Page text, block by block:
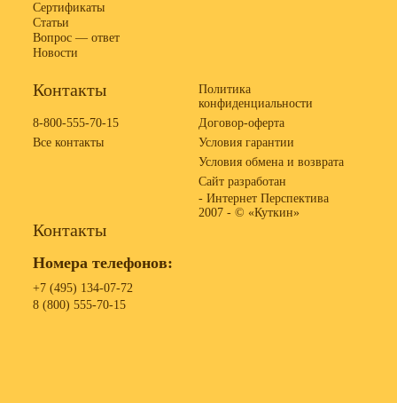
Сертификаты
Статьи
Вопрос — ответ
Новости
Контакты
8-800-555-70-15
Все контакты
Политика
конфиденциальности
Договор-оферта
Условия гарантии
Условия обмена и возврата
Сайт разработан
- Интернет Перспектива
2007 - © «Куткин»
Контакты
Номера телефонов:
+7 (495) 134-07-72
8 (800) 555-70-15